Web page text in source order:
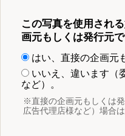
この写真を使用され
画元もしくは発行元で
はい、直接の企画元
いいえ、違います（
など）。
※直接の企画元もしくは
広告代理店様など）場合